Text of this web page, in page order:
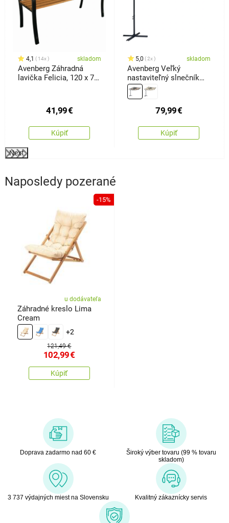
4,1 14x skladom
Avenberg Záhradná
lavička Felicia, 120 x 74
41,99€
Kúpiť
5,0 2x skladom
Avenberg Veľký
nastaviteľný slnečník
Sunny LED300, sivý
79,99€
Kúpiť
Next
Naposledy pozerané
-15%
u dodávateľa
Záhradné kreslo Lima
Cream
+2
121,49 €
102,99€
Kúpiť
Doprava zadarmo nad 60 €
Široký výber tovaru (99 % tovaru
skladom)
3 737 výdajných miest na Slovensku Kvalitný zákaznícky servis